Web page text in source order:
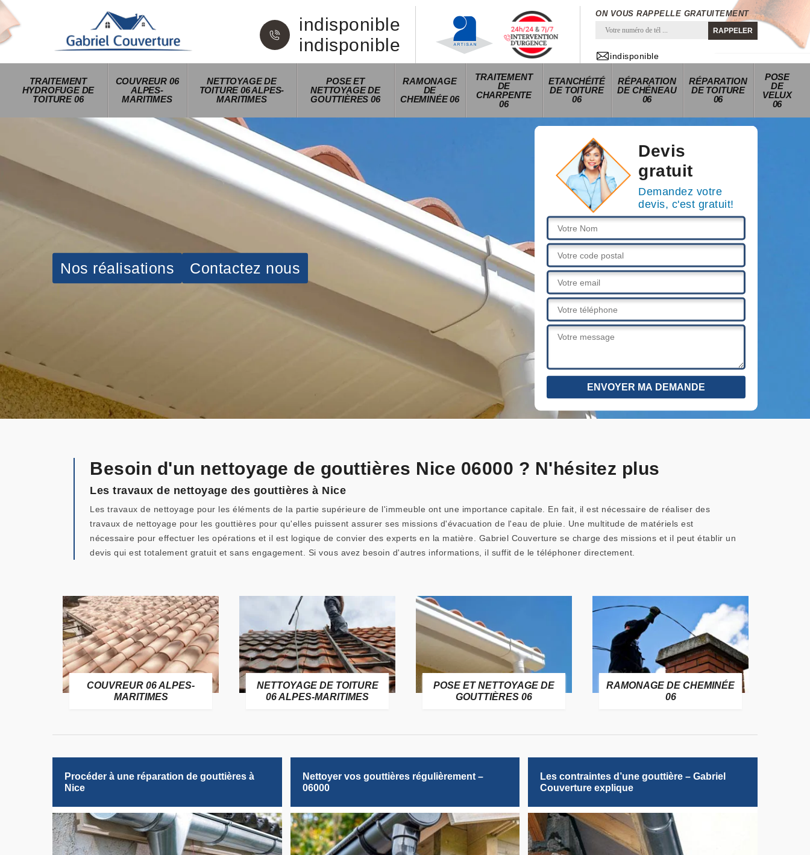
indisponible
indisponible
ON VOUS RAPPELLE GRATUITEMENT
indisponible
TRAITEMENT
HYDROFUGE DE
TOITURE 06
COUVREUR 06
ALPES-
MARITIMES
NETTOYAGE DE
TOITURE 06 ALPES-
MARITIMES
POSE ET
NETTOYAGE DE
GOUTTIÈRES 06
RAMONAGE
DE
CHEMINÉE 06
TRAITEMENT
DE
CHARPENTE
06
ETANCHÉITÉ
DE TOITURE
06
RÉPARATION
DE CHÉNEAU
06
RÉPARATION
DE TOITURE
06
POSE
DE
VELUX
06
Nos réalisations Contactez nous
Devis
gratuit
Demandez votre
devis, c'est gratuit!
Besoin d'un nettoyage de gouttières Nice 06000 ? N'hésitez plus
Les travaux de nettoyage des gouttières à Nice
Les travaux de nettoyage pour les éléments de la partie supérieure de l'immeuble ont une importance capitale. En fait, il est nécessaire de réaliser des
travaux de nettoyage pour les gouttières pour qu'elles puissent assurer ses missions d'évacuation de l'eau de pluie. Une multitude de matériels est
nécessaire pour effectuer les opérations et il est logique de convier des experts en la matière. Gabriel Couverture se charge des missions et il peut établir un
devis qui est totalement gratuit et sans engagement. Si vous avez besoin d'autres informations, il suffit de le téléphoner directement.
COUVREUR 06 ALPES-
MARITIMES
NETTOYAGE DE TOITURE
06 ALPES-MARITIMES
POSE ET NETTOYAGE DE
GOUTTIÈRES 06
RAMONAGE DE CHEMINÉE
06
Procéder à une réparation de gouttières à
Nice
Nettoyer vos gouttières régulièrement –
06000
Les contraintes d’une gouttière – Gabriel
Couverture explique